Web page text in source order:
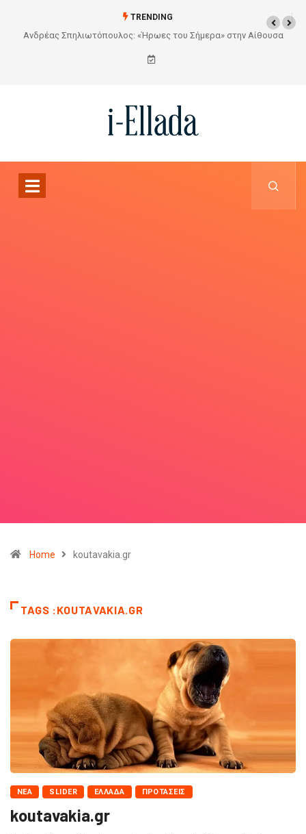
TRENDING
Από το Σχέδιο στην Πραγματικότητα
Home koutavakia.gr
TAGS :KOUTAVAKIA.GR
NΈΑ SLIDER ΕΛΛΆΔΑ ΠΡΟΤΆΣΕΙΣ
koutavakia.gr